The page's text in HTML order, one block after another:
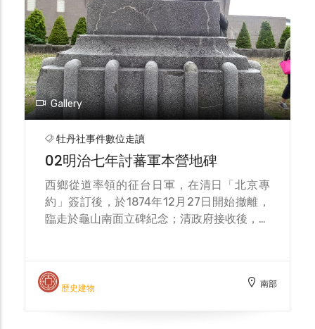
Gallery
牡丹社事件數位走讀
02明治七年討蕃軍本營地碑
西鄉從道率領的征台日軍，在清日「北京專
約」簽訂後，於1874年12月27日開始撤離，
臨走於龜山南面立碑紀念；清政府接收後，將
立，由當時的恆春支廳長、大平頂區長、社寮
庄保正及保甲民等，於龜山山麓重新建碑題
歷史建物 南部